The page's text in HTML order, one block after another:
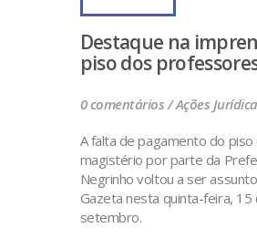
Destaque na
piso dos
0 comentários /Ações
A falta de pagamento do piso
magistério por parte da
Negrinho voltou a ser
Gazeta nesta quinta-feira, 15
setembro.